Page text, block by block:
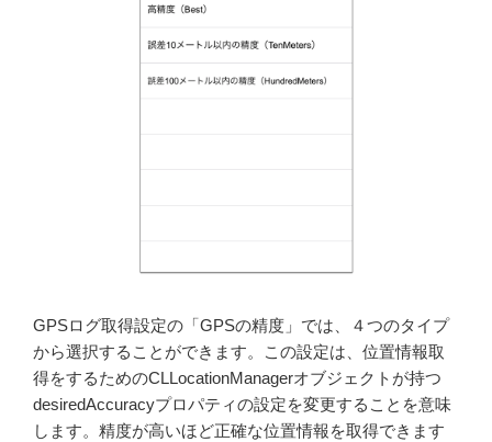
GPSログ取得設定の「GPSの精度」では、４つのタイプ
から選択することができます。この設定は、位置情報取
得をするためのCLLocationManagerオブジェクトが持つ
desiredAccuracyプロパティの設定を変更することを意味
します。精度が高いほど正確な位置情報を取得できます